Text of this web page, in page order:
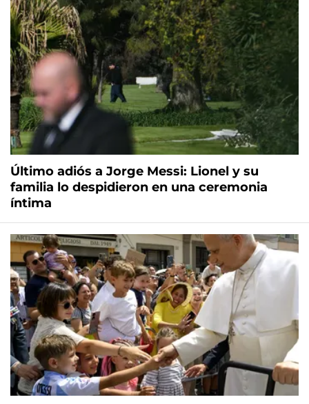
Último adiós a Jorge Messi: Lionel y su
familia lo despidieron en una ceremonia
íntima